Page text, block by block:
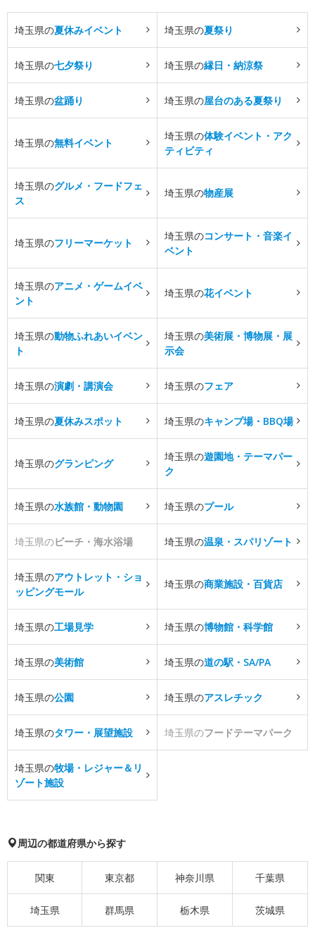
埼玉県の夏休みイベント 埼玉県の夏祭り
埼玉県の七夕祭り 埼玉県の縁日・納涼祭
埼玉県の盆踊り 埼玉県の屋台のある夏祭り
埼玉県の無料イベント
埼玉県の体験イベント・アク
ティビティ
埼玉県のグルメ・フードフェ
ス
埼玉県の物産展
埼玉県のフリーマーケット
埼玉県のコンサート・音楽イ
ベント
埼玉県のアニメ・ゲームイベ
ント
埼玉県の花イベント
埼玉県の動物ふれあいイベン
ト
埼玉県の美術展・博物展・展
示会
埼玉県の演劇・講演会 埼玉県のフェア
埼玉県の夏休みスポット 埼玉県のキャンプ場・BBQ場
埼玉県のグランピング
埼玉県の遊園地・テーマパー
ク
埼玉県の水族館・動物園 埼玉県のプール
埼玉県のビーチ・海水浴場 埼玉県の温泉・スパリゾート
埼玉県のアウトレット・ショ
ッピングモール
埼玉県の商業施設・百貨店
埼玉県の工場見学 埼玉県の博物館・科学館
埼玉県の美術館 埼玉県の道の駅・SA/PA
埼玉県の公園 埼玉県のアスレチック
埼玉県のタワー・展望施設 埼玉県のフードテーマパーク
埼玉県の牧場・レジャー＆リ
ゾート施設
周辺の都道府県から探す
関東 東京都 神奈川県 千葉県
埼玉県 群馬県 栃木県 茨城県